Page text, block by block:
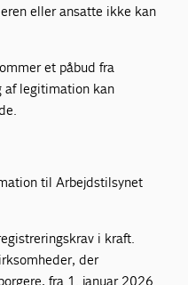
eller ansatte ikke kan
et påbud fra
af legitimation kan
til Arbejdstilsynet
i kraft.
der
fra 1. januar 2026